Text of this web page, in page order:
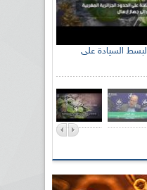
الإذاعة الجزائرية تحي الذكرى 59 لبسط السيادة على